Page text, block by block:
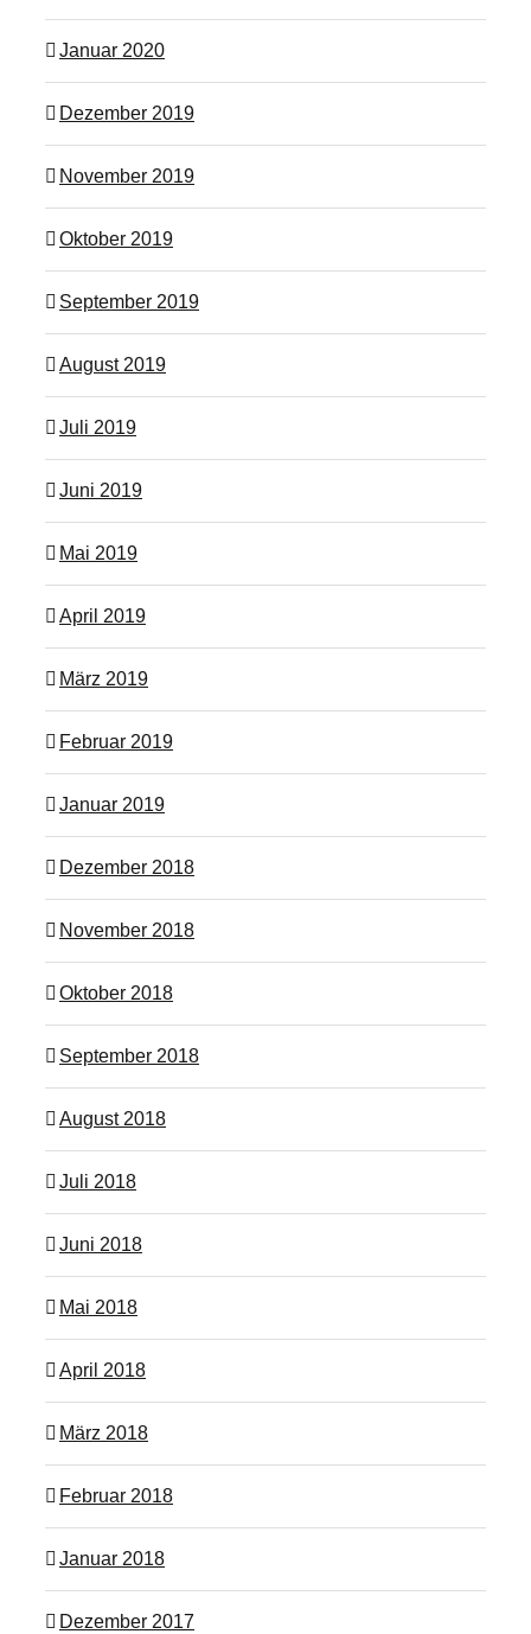
Januar 2020
Dezember 2019
November 2019
Oktober 2019
September 2019
August 2019
Juli 2019
Juni 2019
Mai 2019
April 2019
März 2019
Februar 2019
Januar 2019
Dezember 2018
November 2018
Oktober 2018
September 2018
August 2018
Juli 2018
Juni 2018
Mai 2018
April 2018
März 2018
Februar 2018
Januar 2018
Dezember 2017